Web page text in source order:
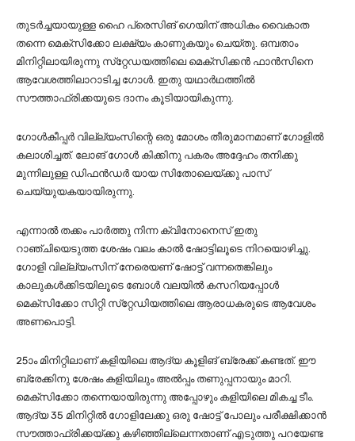
തുടര്‍ച്ചയായുള്ള ഹൈ പ്രെസിങ് ഗെയിന് അധികം വൈകാത
തന്നെ മെക്‌സിക്കോ ലക്ഷ്യം കാണുകയും ചെയ്തു. ഒമ്പതാം
മിനിറ്റിലായിരുന്നു സ്‌റ്റേഡയത്തിലെ മെക്‌സിക്കന്‍ ഫാന്‍സിനെ
ആവേശത്തിലാറാടിച്ച ഗോള്‍. ഇതു യഥാര്‍ഥത്തില്‍
സൗത്താഫ്രിക്കയുടെ ദാനം കൂടിയായികുന്നു.
ഗോള്‍കീപ്പര്‍ വില്ല്യംസിന്റെ ഒരു മോശം തീരുമാനമാണ് ഗോളില്‍
കലാശിച്ചത്. ലോങ് ഗോള്‍ കിക്കിനു പകരം അദ്ദേഹം തനിക്കു
മുന്നിലുള്ള ഡിഫന്‍ഡര്‍ യായ സിതോലെയ്ക്കു പാസ്
ചെയ്യുയകയായിരുന്നു.
എന്നാല്‍ തക്കം പാര്‍ത്തു നിന്ന ക്വിനോനെസ് ഇതു
റാഞ്ചിയെടുത്ത ശേഷം വലം കാല്‍ ഷോട്ടിലൂടെ നിറയൊഴിച്ചു.
ഗോളി വില്ല്യംസിന് നേരെയണ് ഷോട്ട് വന്നതെങ്കിലും
കാലുകള്‍ക്കിടയിലൂടെ ബോള്‍ വലയില്‍ കസറിയപ്പോള്‍
മെക്‌സിക്കോ സിറ്റി സ്‌റ്റേഡിയത്തിലെ ആരാധകരുടെ ആവേശം
അണപൊട്ടി.
25ാം മിനിറ്റിലാണ് കളിയിലെ ആദ്യ കൂളിങ് ബ്രേക്ക് കണ്ടത്. ഈ
ബ്രേക്കിനു ശേഷം കളിയിലും അല്‍പ്പം തണുപ്പനായും മാറി.
മെക്‌സിക്കോ തന്നെയായിരുന്നു അപ്പോഴും കളിയിലെ മികച്ച ടീം.
ആദ്യ 35 മിനിറ്റില്‍ ഗോളിലേക്കു ഒരു ഷോട്ട് പോലും പരീക്ഷിക്കാന്‍
സൗത്താഫ്രിക്കയ്ക്കു കഴിഞ്ഞില്ലെന്നതാണ് എടുത്തു പറയേണ്ട